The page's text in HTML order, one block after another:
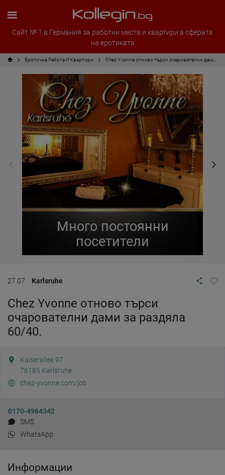
Сайт № 1 в Германия за работни места и квартири в сферата
на еротиката
Еротична Работа И Квартири
Много постоянни
посетители
27.07. Karlsruhe
Chez Yvonne отново търси
очарователни дами за раздяла
60/40.
Kaiserallee 97
76185 Karlsruhe
chez-yvonne.com/job
0170-4964342
SMS
WhatsApp
Информации